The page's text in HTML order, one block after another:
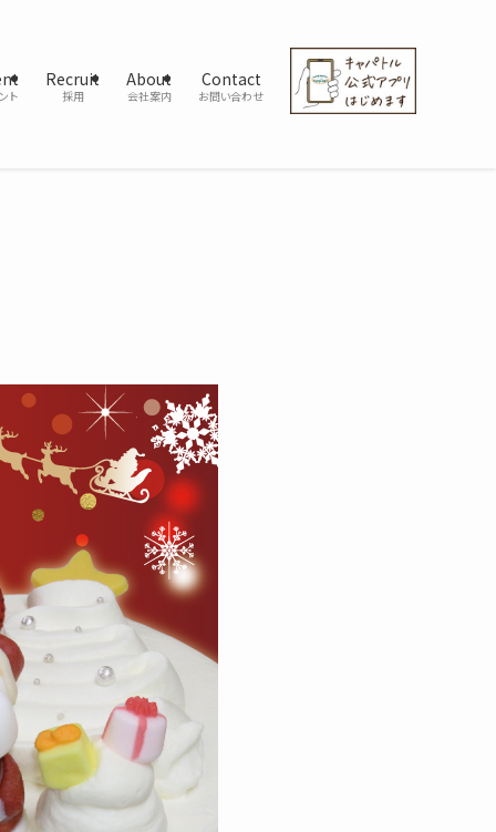
ト
Recruit
採用
About
会社案内
Contact
お問い合わせ